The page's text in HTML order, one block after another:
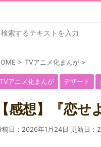
> TVアニメ化まんが >
TVアニメ化まんが デザート
【感想】『恋
稿日：2026年1月24日 更新日：